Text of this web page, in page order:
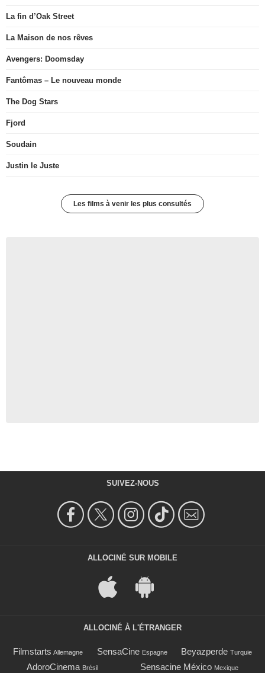
La fin d’Oak Street
La Maison de nos rêves
Avengers: Doomsday
Fantômas – Le nouveau monde
The Dog Stars
Fjord
Soudain
Justin le Juste
Les films à venir les plus consultés
SUIVEZ-NOUS
ALLOCINÉ SUR MOBILE
ALLOCINÉ À L'ÉTRANGER
Filmstarts Allemagne SensaCine Espagne Beyazperde Turquie
AdoroCinema Brésil Sensacine México Mexique